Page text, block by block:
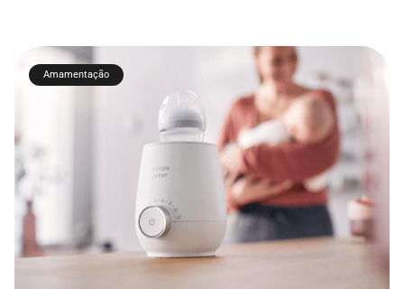
tira-leite elétrica Philips Avent mantém o
fluxo do leite num nível ideal e adapta-se
suavemente ao tamanho e à forma do seu
mamilo. A tecnologia Natural Motion
permite um […]
Amamentação